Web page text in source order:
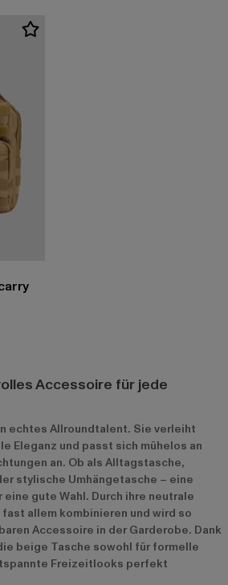
Accessoire für jede
echtes Allroundtalent. Sie verleiht
Eleganz und passt sich mühelos an
an. Ob als Alltagstasche,
stylische Umhängetasche – eine
gute Wahl. Durch ihre neutrale
allem kombinieren und wird so
Accessoire in der Garderobe. Dank
beige Tasche sowohl für formelle
Freizeitlooks perfekt